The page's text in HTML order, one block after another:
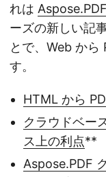
れは
ーズの新しい記
とで、Web から
す。
HTML から
クラウドベー
ス上の利点**
Aspose.PDF